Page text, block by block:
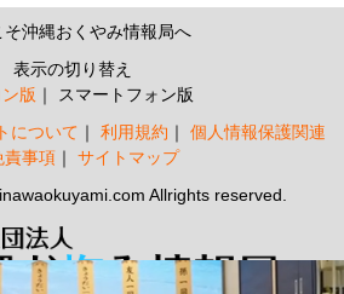
そ沖縄おくやみ情報局へ
表示の切り替え
版
スマートフォン版
について 利用規約
個人情報保護関連
責事項
サイトマップ
Allrights reserved.